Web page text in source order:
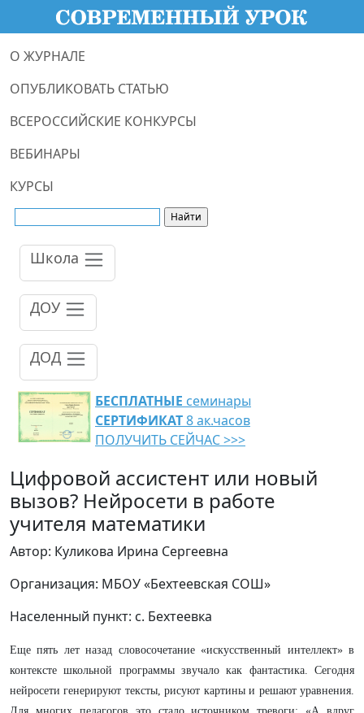
О ЖУРНАЛЕ
ОПУБЛИКОВАТЬ СТАТЬЮ
ВСЕРОССИЙСКИЕ КОНКУРСЫ
ВЕБИНАРЫ
КУРСЫ
Школа
ДОУ
ДОД
БЕСПЛАТНЫЕ семинары
СЕРТИФИКАТ8 ак.часов
ПОЛУЧИТЬ СЕЙЧАС >>>
Цифровой ассистент или новый
вызов? Нейросети в работе
учителя математики
Автор: Куликова Ирина Сергеевна
Организация: МБОУ «Бехтеевская СОШ»
Населенный пункт: с. Бехтеевка
Еще пять лет назад словосочетание «искусственный интеллект» в
контексте школьной программы звучало как фантастика. Сегодня
нейросети генерируют тексты, рисуют картины и решают уравнения.